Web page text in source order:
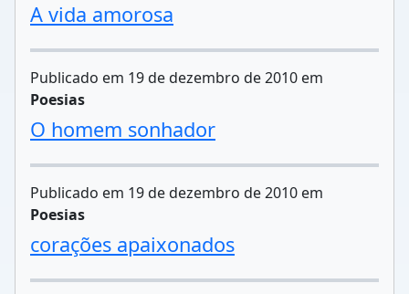
A vida amorosa
Publicado em 19 de dezembro de 2010 em
Poesias
O homem sonhador
Publicado em 19 de dezembro de 2010 em
Poesias
corações apaixonados